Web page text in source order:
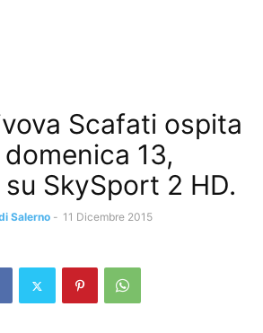
Scafati ospita
13,
SkySport 2 HD.
Salerno - 11 Dicembre 2015